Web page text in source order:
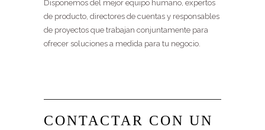
Disponemos del mejor equipo humano, expertos
de producto, directores de cuentas y responsables
de proyectos que trabajan conjuntamente para
ofrecer soluciones a medida para tu negocio.
CONTACTAR CON UN